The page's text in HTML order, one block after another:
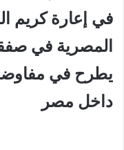
في إعارة كريم
المصرية في
يطرح في
داخل مصر